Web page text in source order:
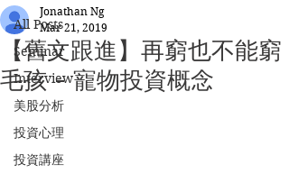
All Posts
Seminar
Interview
美股分析
投資心理
投資講座
【舊文跟進】再窮也不能窮
毛孩 - 寵物投資概念
Jonathan Ng
Mar 21, 2019